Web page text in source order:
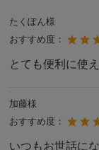
たくぽん様
おすすめ度：
とても便利に使
加藤様
おすすめ度：
いつもお世話にな